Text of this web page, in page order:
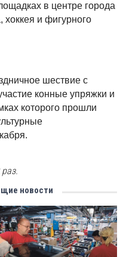
в центре города
хоккея и фигурного
шествие с
конные упряжки и
которого прошли
новости